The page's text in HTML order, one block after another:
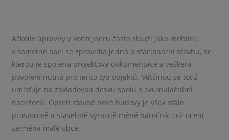
Ačkoliv úpravny v kontejneru často slouží jako mobilní,
v samotné obci se zpravidla jedná o stacionární stavbu, se
kterou je spojena projektová dokumentace a veškerá
povolení nutná pro tento typ objektů. Většinou se totiž
umísťuje na základovou desku spolu s akumulačními
nádržemi. Oproti stavbě nové budovy je však stále
prostorově a stavebně výrazně méně náročná, což ocení
zejména malé obce.